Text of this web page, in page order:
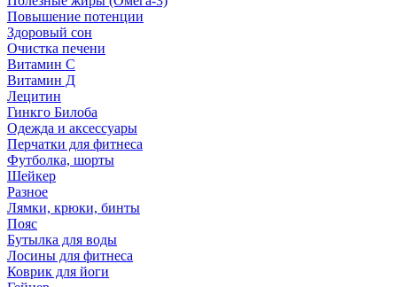
Повышение потенции
Здоровый сон
Очистка печени
Витамин С
Витамин Д
Лецитин
Гинкго Билоба
Одежда и аксессуары
Перчатки для фитнеса
Футболка, шорты
Шейкер
Разное
Лямки, крюки, бинты
Пояс
Бутылка для воды
Лосины для фитнеса
Коврик для йоги